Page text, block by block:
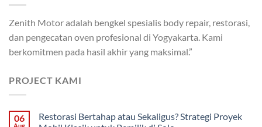
Zenith Motor adalah bengkel spesialis body repair, restorasi,
dan pengecatan oven profesional di Yogyakarta. Kami
berkomitmen pada hasil akhir yang maksimal.”
PROJECT KAMI
06
Aug
Restorasi Bertahap atau Sekaligus? Strategi Proyek